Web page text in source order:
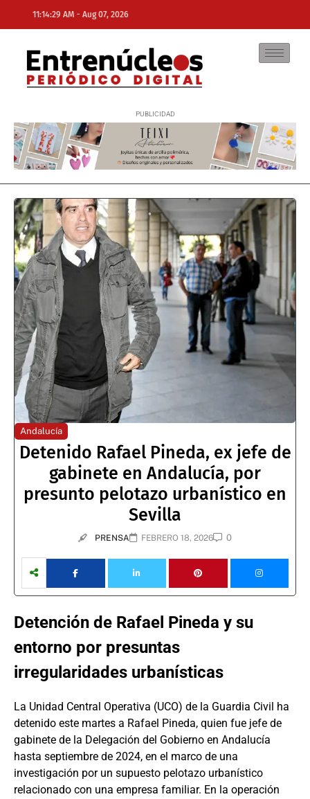
11:14:29 AM - Aug 07, 2026
NE
Andalucía
Detenido Rafael Pineda, ex jefe de
gabinete en Andalucía, por
presunto pelotazo urbanístico en
Sevilla
PRENSA FEBRERO 18, 2026 0
Detención de Rafael Pineda y su
entorno por presuntas
irregularidades urbanísticas
La Unidad Central Operativa (UCO) de la Guardia Civil ha
detenido este martes a Rafael Pineda, quien fue jefe de
gabinete de la Delegación del Gobierno en Andalucía
hasta septiembre de 2024, en el marco de una
investigación por un supuesto pelotazo urbanístico
relacionado con una empresa familiar. En la operación